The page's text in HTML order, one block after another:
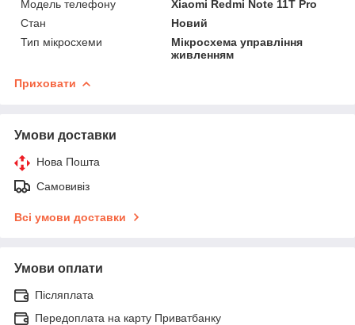
Модель телефону
Xiaomi Redmi Note 11T Pro
Стан
Новий
Тип мікросхеми
Мікросхема управління
живленням
Приховати
Умови доставки
Нова Пошта
Самовивіз
Всі умови доставки
Умови оплати
Післяплата
Передоплата на карту Приватбанку